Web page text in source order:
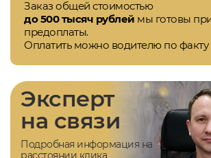
Заказ общей стоимостью
до 500 тысяч рублей мы готовы
предоплаты.
Оплатить можно водителю по факту
Эксперт
на связи
Подробная информация на
расстоянии клика